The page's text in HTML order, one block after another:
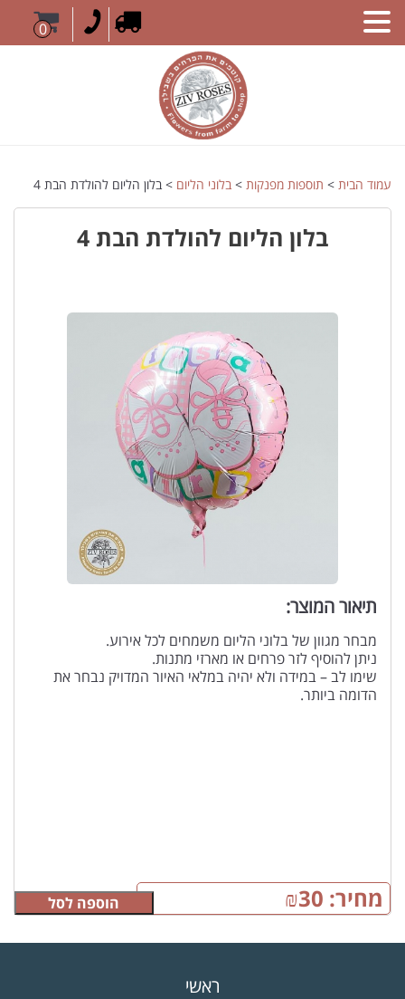
0
עמוד הבית > תוספות מפנקות > בלוני הליום > בלון הליום להולדת הבת 4
בלון הליום להולדת הבת 4
תיאור המוצר:
מבחר מגוון של בלוני הליום משמחים לכל אירוע.
ניתן להוסיף לזר פרחים או מארזי מתנות.
שימו לב – במידה ולא יהיה במלאי האיור המדויק נבחר את
הדומה ביותר.
מחיר: ₪30 הוספה לסל
ראשי